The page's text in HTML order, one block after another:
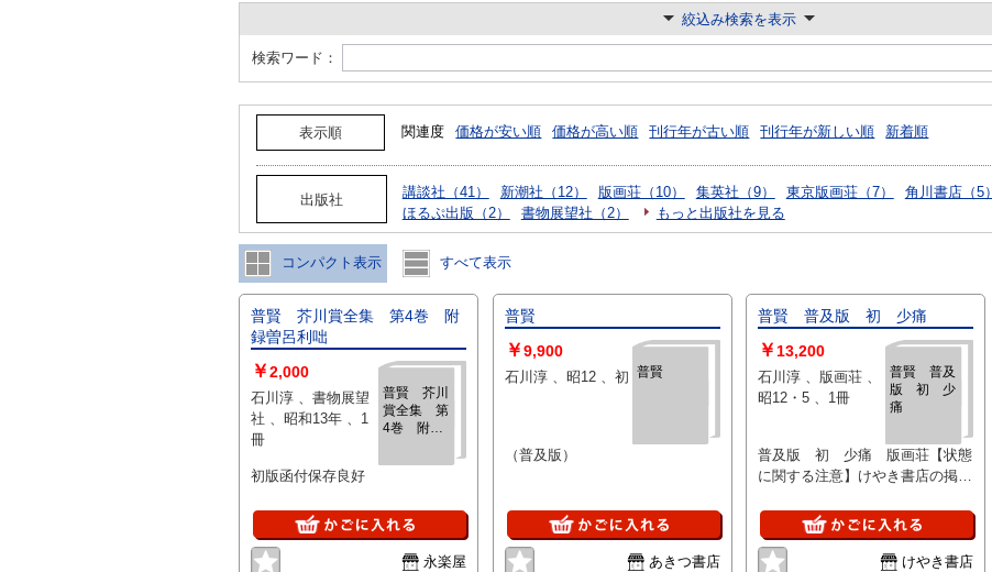
絞込み検索を表示
検索ワード：
表示順 関連度 価格が安い順 価格が高い順 刊行年が古い順 刊行年が新しい順 新着順
出版社 講談社（41） 新潮社（12） 版画荘（10） 集英社（9） 東京版画荘（7） 角川書店（5）
ほるぷ出版（2）
書物展望社（2） もっと出版社を見る
コンパクト表示 すべて表示
普賢 芥川賞全集 第4巻 附
録曽呂利咄
普賢 芥川
賞全集 第
4巻 附録
￥2,000
石川淳 、書物展望
社 、昭和13年 、1
冊
初版函付保存良好
永楽屋
普賢
普賢
￥9,900
石川淳 、昭12 、初
（普及版）
あきつ書店
普賢 普及版 初 少痛
普賢 普及
版 初 少
痛
￥ 13,200
石川淳 、版画荘 、
昭12・5 、1冊
普及版 初 少痛 版画荘【状態
に関する注意】けやき書店の掲載
品（並）」と表示されています。
「日本の古本屋」は６段階の「状
態」表記が必須となりましたが、
けやき書店